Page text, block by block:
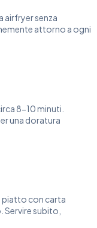
airfryer senza
attorno a ogni
8-10 minuti.
una doratura
piatto con carta
Servire subito,